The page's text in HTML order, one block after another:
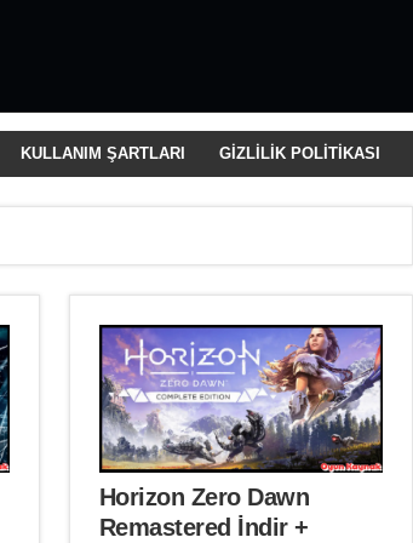
KULLANIM ŞARTLARI GİZLİLİK POLİTİKASI
Horizon Zero Dawn
Remastered İndir +